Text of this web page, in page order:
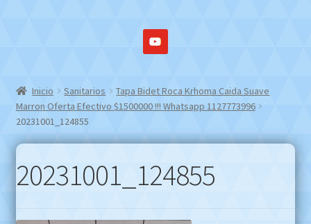
Inicio Sanitarios
Tapa Bidet Roca Krhoma Caida Suave
Marron Oferta Efectivo $1500000 !!! Whatsapp 1127773996
20231001_124855
20231001_124855